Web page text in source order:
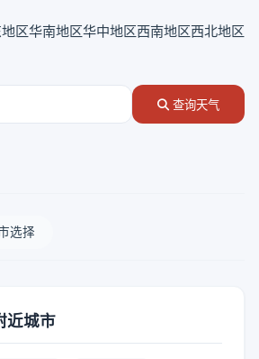
区华南地区华中地区西南地区西北地区
查询天气
选择
近城市